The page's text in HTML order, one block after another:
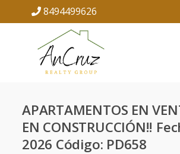
8494499626
APARTAMENTOS EN
EN CONSTRUCCIÓN!!
2026 Código: PD658